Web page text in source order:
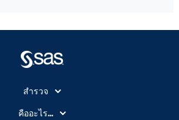
สำรวจ
สำหรับนักการศึกษา
คืออะไร...